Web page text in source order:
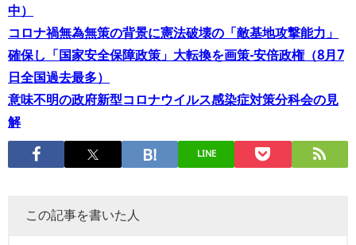
中）
コロナ禍無為無策の背景に憲法破壊の「敵基地攻撃能力」
確保し「国家安全保障政策」大転換を画策−安倍政権（8月7
日全国過去最多）
意味不明の政府新型コロナウイルス感染症対策分科会の見
解
LINE
この記事を書いた人